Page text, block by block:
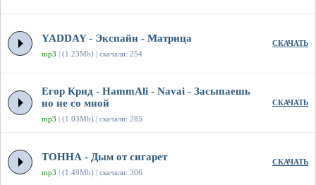
YADDAY - Экспайн - Матрица
mp3 | (1.23Mb) | скачали: 254
СКАЧАТЬ
Егор Крид - HammAli - Navai - Засыпаешь
но не со мной
mp3 | (1.03Mb) | скачали: 285
СКАЧАТЬ
ТОННА - Дым от сигарет
mp3 | (1.49Mb) | скачали: 306
СКАЧАТЬ